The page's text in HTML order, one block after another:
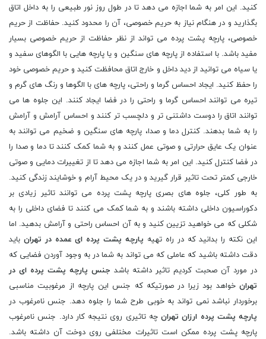
کنید. این امر به شما اجازه می دهد تا در طول روز نور طبیعی را به داخل اتاق
بگذارید و در هنگام نیاز به حریم خصوصی، آن را محدود کنید. حفاظت از حریم
خصوصی، پارچه پشت پرده می تواند از نظر حفاظت از حریم خصوصی بسیار
مفید باشد. با استفاده از پارچه های سنگین و یا پارچه هایی با الگوهای سفید و
یا سیاه می توانید از دید داخل و خارج اتاق محافظت کنید و حریم خصوصی خود
را حفظ کنید. ایجاد احساس گرما و راحتی، پارچه های با الگوها و رنگ های گرم و
تیره می توانند احساس گرما و راحتی را در فضا ایجاد کنند. این جلوه ها می
توانند اتاق را دوست داشتنی تر و دلچسب تر کنند و احساس آرامش و آرامش
را به شما بدهند. کنترل دما و صدا، پارچه های سنگین و ضخیم می توانند به
عنوان یک عایق حرارتی و صوتی عمل کنند و به شما کمک کنند تا دما و صدا را
در فضا کنترل کنید. این امر به شما اجازه می دهد تا از تغییرات دمایی و صوتی
خارجی کمتر تحت تاثیر قرار گیرید و در یک محیط آرام و خوشایند زندگی کنید.
به طور کلی، جلوه های بصری پارچه پشت پرده می توانند تاثیر زیادی بر
دکوراسیون داخلی داشته باشند و به شما کمک می کنند تا فضای داخلی را به
شکلی که می خواهید تزیین کنید و به آن احساس راحتی و آرامش بدهید. اما
این نکته را بدانید که در راه تهیه پارچه پشت پرده ای عمده در تهران باید
دقت داشته باشید که عاملی که می تواند به شما در به وجود آوردن فضایی که
در مورد آن صحبت کردیم تاثیر داشته باشد جنس پارچه پشت پرده ای در
تهران خواهد بود زیرا در صورتیکه که جنس این پارچه از مرغوبیت مناسبی
برخوردار نباشد نمی تواند به خوبی طرح شما را جلوه دهد. جنس نامرغوب در
پارچه پشت پرده ارزان تهران چه تاثیری روی نتیجه کار دارد. جنس نامرغوب
پارچه پشت پرده ممکن است تاثیرات مختلفی روی دوخت آن داشته باشد.